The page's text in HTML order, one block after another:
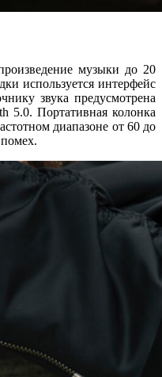
музыки до 20
используется интерфейс
звука предусмотрена
5.0. Портативная колонка
диапазоне от 60 до